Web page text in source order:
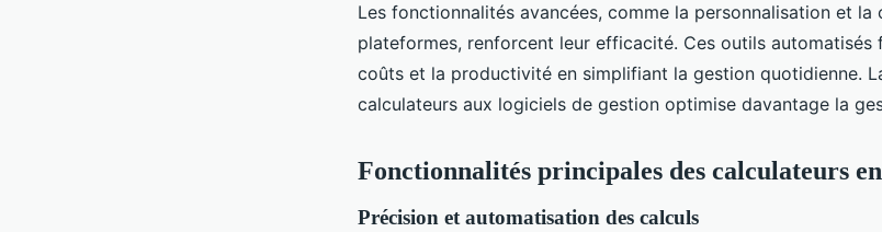
Les fonctionnalités avancées, comme la personnalisation et
plateformes, renforcent leur efficacité. Ces outils automatisés
coûts et la productivité en simplifiant la gestion quotidienne.
calculateurs aux logiciels de gestion optimise davantage la
Fonctionnalités principales des calculateurs
Précision et automatisation des calculs